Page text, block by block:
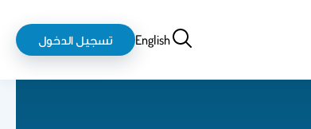
بحثEnglish
login-
logout
تسجيل الدخول